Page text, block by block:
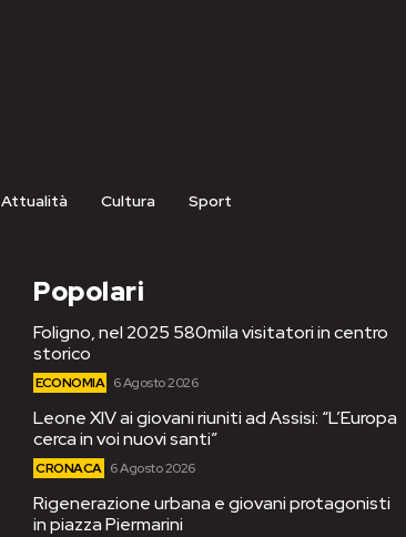
Attualità Cultura Sport
Popolari
Foligno, nel 2025 580mila visitatori in centro
storico
ECONOMIA 6 Agosto 2026
Leone XIV ai giovani riuniti ad Assisi: “L’Europa
cerca in voi nuovi santi”
CRONACA 6 Agosto 2026
Rigenerazione urbana e giovani protagonisti
in piazza Piermarini